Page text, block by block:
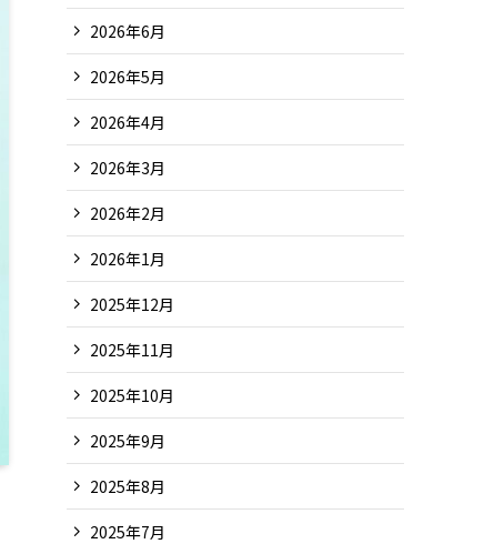
2026年6月
2026年5月
2026年4月
2026年3月
2026年2月
2026年1月
2025年12月
2025年11月
2025年10月
2025年9月
2025年8月
2025年7月